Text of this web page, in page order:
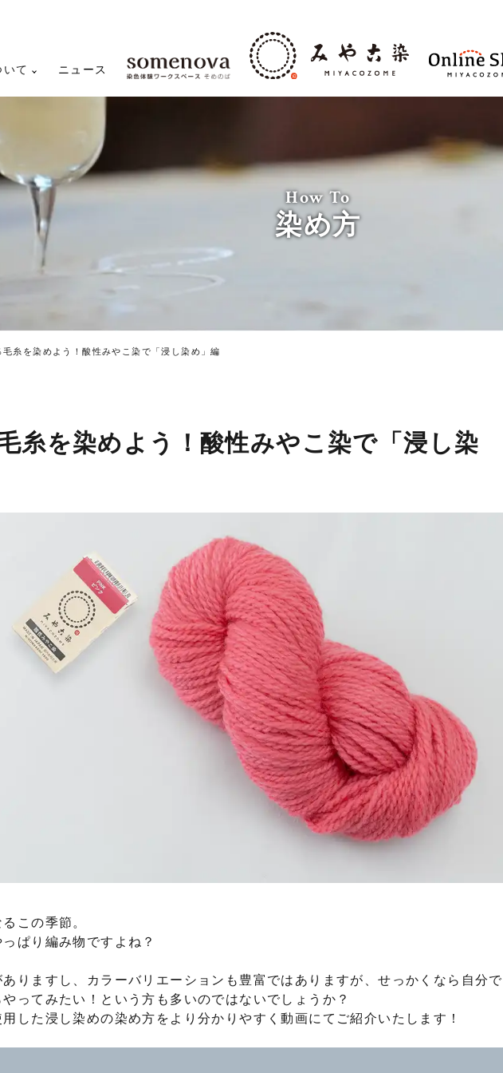
いて ニュース
How To
染め方
糸を染めよう！酸性みやこ染で「浸し染め」編
糸を染めよう！酸性みやこ染で「浸し染
この季節。
ぱり編み物ですよね？
りますし、カラーバリエーションも豊富ではありますが、せっかくなら自分で
ってみたい！という方も多いのではないでしょうか？
した浸し染めの染め方をより分かりやすく動画にてご紹介いたします！